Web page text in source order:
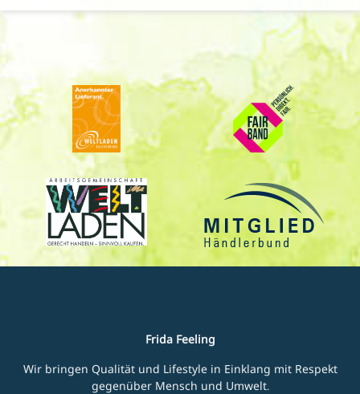
Frida Feeling
Wir bringen Qualität und Lifestyle in Einklang mit Respekt
gegenüber Mensch und Umwelt.